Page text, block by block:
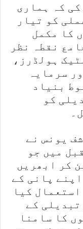
کہ ہماری
کو تیار
کا مکمل
نقطہ نظر
ہولڈرز،
سرمایہ
بنیاد
کو
یونس نے
میں جو
کر ابھریں
پانی کے
کیا
کے
کا سامنا